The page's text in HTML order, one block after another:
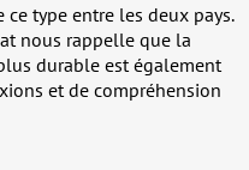
ce type entre les deux pays.
nous rappelle que la
durable est également
et de compréhension